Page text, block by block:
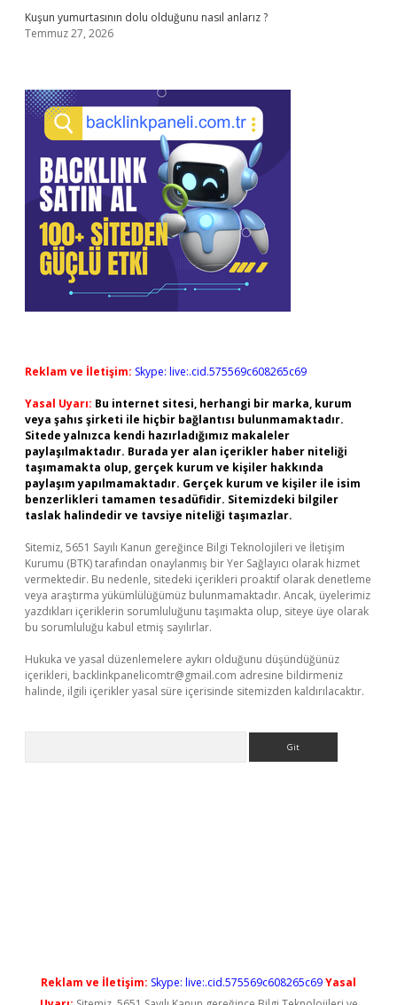
Kuşun yumurtasının dolu olduğunu nasıl anlarız ?
Temmuz 27, 2026
Reklam ve İletişim: Skype: live:.cid.575569c608265c69
Yasal Uyarı: Bu internet sitesi, herhangi bir marka, kurum
veya şahıs şirketi ile hiçbir bağlantısı bulunmamaktadır.
Sitede yalnızca kendi hazırladığımız makaleler
paylaşılmaktadır. Burada yer alan içerikler haber niteliği
taşımamakta olup, gerçek kurum ve kişiler hakkında
paylaşım yapılmamaktadır. Gerçek kurum ve kişiler ile isim
benzerlikleri tamamen tesadüfidir. Sitemizdeki bilgiler
taslak halindedir ve tavsiye niteliği taşımazlar.
Sitemiz, 5651 Sayılı Kanun gereğince Bilgi Teknolojileri ve İletişim
Kurumu (BTK) tarafından onaylanmış bir Yer Sağlayıcı olarak hizmet
vermektedir. Bu nedenle, sitedeki içerikleri proaktif olarak denetleme
veya araştırma yükümlülüğümüz bulunmamaktadır. Ancak, üyelerimiz
yazdıkları içeriklerin sorumluluğunu taşımakta olup, siteye üye olarak
bu sorumluluğu kabul etmiş sayılırlar.
Hukuka ve yasal düzenlemelere aykırı olduğunu düşündüğünüz
içerikleri, backlinkpanelicomtr@gmail.com adresine bildirmeniz
halinde, ilgili içerikler yasal süre içerisinde sitemizden kaldırılacaktır.
Reklam ve İletişim: Skype: live:.cid.575569c608265c69Yasal